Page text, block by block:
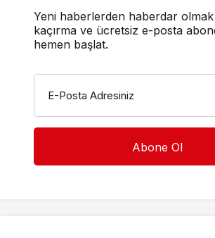
Yeni haberlerden haberdar olmak
kaçırma ve ücretsiz e-posta
hemen başlat.
E-Posta Adresiniz